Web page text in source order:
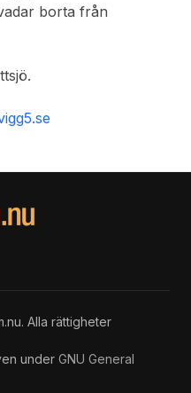
borta från
Alla rättigheter
under GNU General